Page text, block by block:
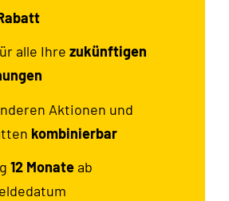
alle Ihrezukünftigen
Aktionen und
kombinierbar
12 Monateab